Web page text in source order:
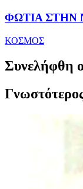
ΦΩΤΙΑ ΣΤΗΝ
ΚΟΣΜΟΣ
Συνελήφθη